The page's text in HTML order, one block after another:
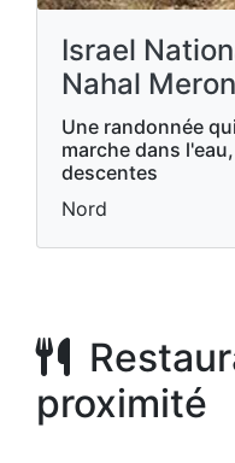
Israel
Nahal
Une randonnée
marche dans
descentes
Nord
proximité